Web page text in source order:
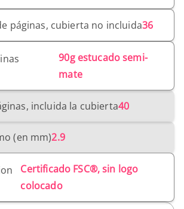
páginas, cubierta no incluida36
90g estucado semi-
mate
incluida la cubierta40
(en mm)2.9
Certificado FSC®, sin logo
colocado